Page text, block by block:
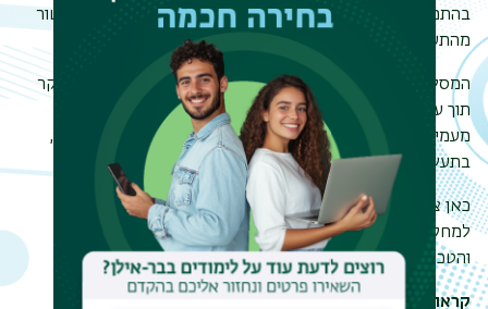
בהתמחות בתעשייה ומקבלים ליווי אישי של מנטור אקדמי ומנטור
מהתעשייה.
המסלול משלב סיורים מקצועיים בתעשייה וכניסה לעולם המחקר
תוך עבודה משותפת עם חוקריםמובילים, קורסים מקצועיים
מעמיקים וגיבוש כיוון מחקרי שמכין אותם המשך הדרך במחקר,
בתעשייה או בתארים מתקדמים.
כאן צוברים ניסיון משמעותי ומגיעים עם נקודת פתיחה חזקה
למחקר מתקדם, יזמות ותפקידים מובילים בעולמות המדע
והטכנולוגיה.
קראו עוד על מלגת שכ"ל והטבות נוספות וכן פרטים על